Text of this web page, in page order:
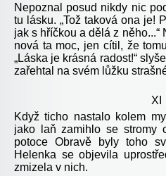
Nepoznal posud nikdy nic
tu lásku. „Tož taková ona je!
jak s hříčkou a dělá z
nová ta moc, jen cítil, že
„Láska je krásná radost!“
zařehtal na svém lůžku
XI
Když ticho nastalo kolem
jako laň zamihlo se stromy
potoce Obravě byly toho
Helenka se objevila
zmizela v nich.